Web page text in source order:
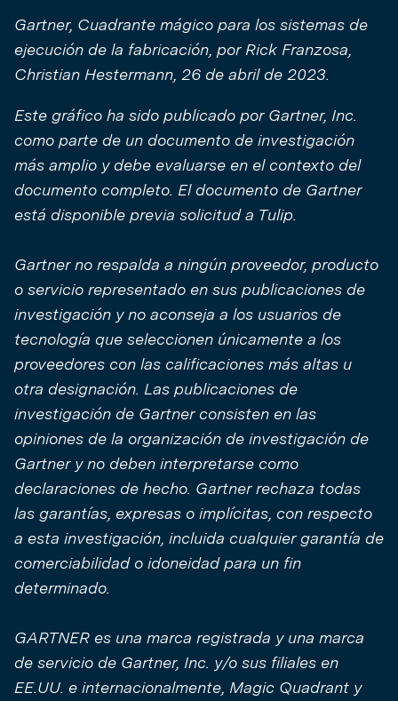
Gartner, Cuadrante mágico para los sistemas de
ejecución de la fabricación, por Rick Franzosa,
Christian Hestermann, 26 de abril de 2023.
Este gráfico ha sido publicado por Gartner, Inc.
como parte de un documento de investigación
más amplio y debe evaluarse en el contexto del
documento completo. El documento de Gartner
está disponible previa solicitud a Tulip.
Gartner no respalda a ningún proveedor, producto
o servicio representado en sus publicaciones de
investigación y no aconseja a los usuarios de
tecnología que seleccionen únicamente a los
proveedores con las calificaciones más altas u
otra designación. Las publicaciones de
investigación de Gartner consisten en las
opiniones de la organización de investigación de
Gartner y no deben interpretarse como
declaraciones de hecho. Gartner rechaza todas
las garantías, expresas o implícitas, con respecto
a esta investigación, incluida cualquier garantía de
comerciabilidad o idoneidad para un fin
determinado.
GARTNER es una marca registrada y una marca
de servicio de Gartner, Inc. y/o sus filiales en
EE.UU. e internacionalmente, Magic Quadrant y